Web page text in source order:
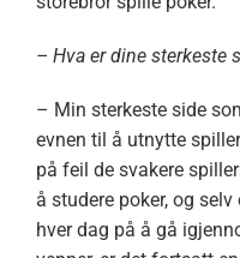
– Hva er dine sterkeste
– Min sterkeste side
evnen til å utnytte
på feil de svakere
å studere poker, og
hver dag på å gå